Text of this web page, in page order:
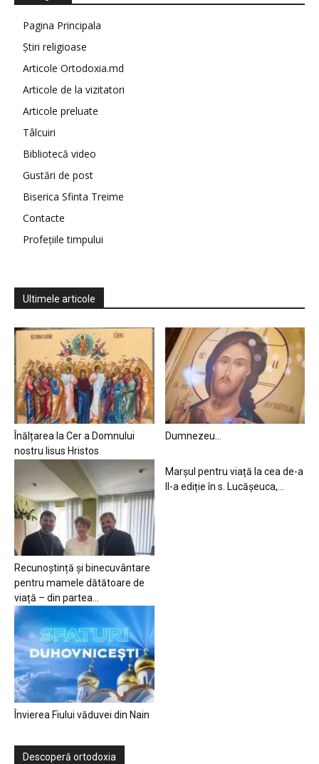
Pagina Principala
Știri religioase
Articole Ortodoxia.md
Articole de la vizitatori
Articole preluate
Tâlcuiri
Bibliotecă video
Gustări de post
Biserica Sfinta Treime
Contacte
Profețiile timpului
Ultimele articole
Înălțarea la Cer a Domnului
nostru Iisus Hristos
Dumnezeu…
Recunoștință și binecuvântare
pentru mamele dătătoare de
viață – din partea...
Marșul pentru viață la cea de-a
II-a ediție în s. Lucășeuca,...
Învierea Fiului văduvei din Nain
Descoperă ortodoxia